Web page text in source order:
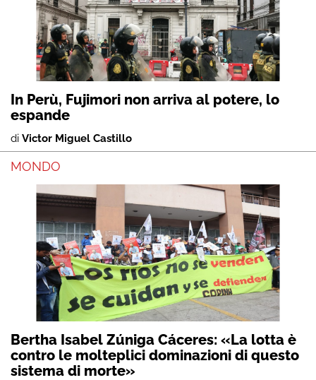
In Perù, Fujimori non arriva al potere, lo
espande
di Victor Miguel Castillo
MONDO
Bertha Isabel Zúniga Cáceres: «La lotta è
contro le molteplici dominazioni di questo
sistema di morte»